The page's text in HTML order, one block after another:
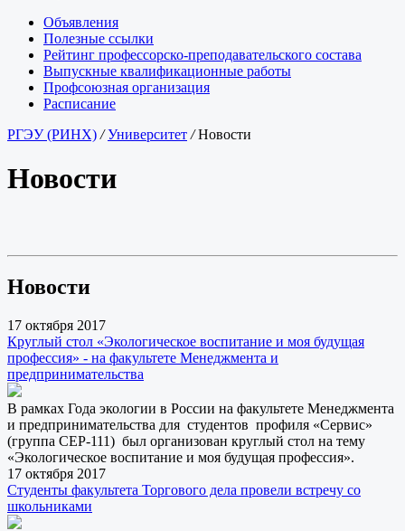
Объявления
Полезные ссылки
Рейтинг профессорско-преподавательского состава
Выпускные квалификационные работы
Профсоюзная организация
Расписание
РГЭУ (РИНХ) /Университет /Новости
Новости
Новости
17 октября 2017
Круглый стол «Экологическое воспитание и моя будущая
профессия» - на факультете Менеджмента и
предпринимательства
В рамках Года экологии в России на факультете Менеджмента
и предпринимательства для студентов профиля «Сервис»
(группа СЕР-111) был организован круглый стол на тему
«Экологическое воспитание и моя будущая профессия».
17 октября 2017
Студенты факультета Торгового дела провели встречу со
школьниками